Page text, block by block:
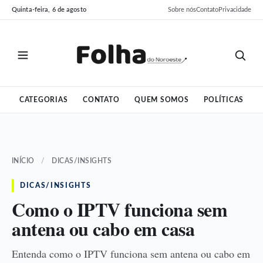
Pular
para
Pular
para
Quinta-feira, 6 de agosto Sobre nósContatoPrivacidade
CATEGORIAS CONTATO QUEM SOMOS POLÍTICAS
INÍCIO / DICAS/INSIGHTS
DICAS/INSIGHTS
Como o IPTV funciona sem
antena ou cabo em casa
Entenda como o IPTV funciona sem antena ou cabo em